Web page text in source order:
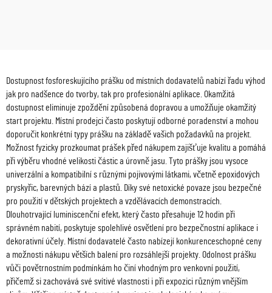
Dostupnost fosforeskujícího prášku od místních dodavatelů nabízí řadu výhod
jak pro nadšence do tvorby, tak pro profesionální aplikace. Okamžitá
dostupnost eliminuje zpoždění způsobená dopravou a umožňuje okamžitý
start projektu. Místní prodejci často poskytují odborné poradenství a mohou
doporučit konkrétní typy prášku na základě vašich požadavků na projekt.
Možnost fyzicky prozkoumat prášek před nákupem zajišťuje kvalitu a pomáhá
při výběru vhodné velikosti částic a úrovně jasu. Tyto prášky jsou vysoce
univerzální a kompatibilní s různými pojivovými látkami, včetně epoxidových
pryskyřic, barevných bází a plastů. Díky své netoxické povaze jsou bezpečné
pro použití v dětských projektech a vzdělávacích demonstracích.
Dlouhotrvající luminiscenční efekt, který často přesahuje 12 hodin při
správném nabití, poskytuje spolehlivé osvětlení pro bezpečnostní aplikace i
dekorativní účely. Místní dodavatelé často nabízejí konkurenceschopné ceny
a možnosti nákupu větších balení pro rozsáhlejší projekty. Odolnost prášku
vůči povětrnostním podmínkám ho činí vhodným pro venkovní použití,
přičemž si zachovává své svítivé vlastnosti i při expozici různým vnějším